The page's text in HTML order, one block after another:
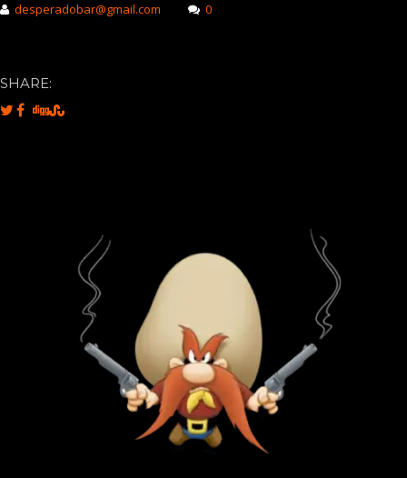
desperadobar@gmail.com 0
SHARE: